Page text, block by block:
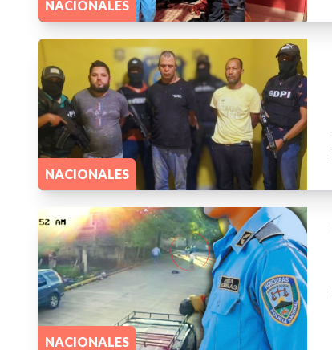
NACIONALES
NACIONALES
NACIONALES